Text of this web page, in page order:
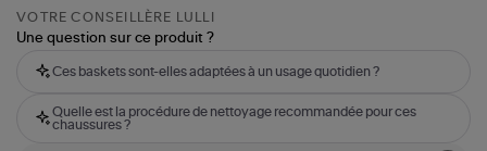
VOTRE CONSEILLÈRE LULLI
Une question sur ce produit ?
Ces baskets sont-elles adaptées à un usage quotidien ?
Quelle est la procédure de nettoyage recommandée pour ces
chaussures ?